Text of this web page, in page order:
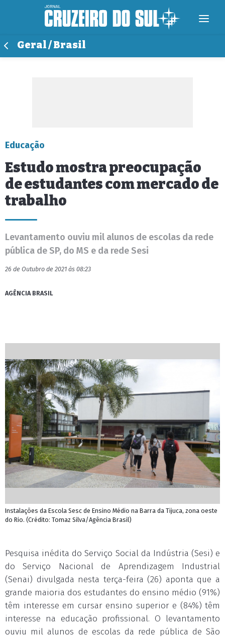
Geral / Brasil
Educação
Estudo mostra preocupação
de estudantes com mercado de
trabalho
Levantamento ouviu mil alunos de escolas da rede
pública de SP, do MS e da rede Sesi
26 de Outubro de 2021 às 08:23
AGÊNCIA BRASIL
Instalações da Escola Sesc de Ensino Médio na Barra da Tijuca, zona oeste
do Rio. (Crédito: Tomaz Silva/Agência Brasil)
Pesquisa inédita do Serviço Social da Indústria (Sesi) e
do Serviço Nacional de Aprendizagem Industrial
(Senai) divulgada nesta terça-feira (26) aponta que a
grande maioria dos estudantes do ensino médio (91%)
têm interesse em cursar ensino superior e (84%) têm
interesse na educação profissional. O levantamento
ouviu mil alunos de escolas da rede pública de São